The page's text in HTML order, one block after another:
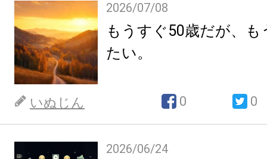
2026/07/08
もうすぐ50歳だが、も
たい。
いぬじん 0 0
2026/06/24